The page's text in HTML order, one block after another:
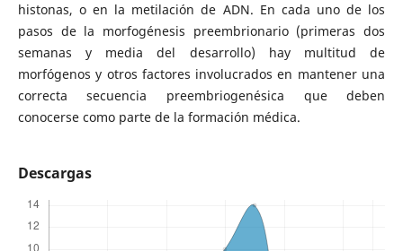
histonas, o en la metilación de ADN. En cada uno de los
pasos de la morfogénesis preembrionario (primeras dos
semanas y media del desarrollo) hay multitud de
morfógenos y otros factores involucrados en mantener una
correcta secuencia preembriogenésica que deben
conocerse como parte de la formación médica.
Descargas